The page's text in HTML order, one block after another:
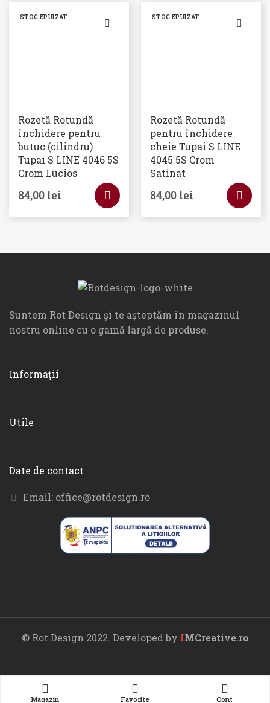
STOC EPUIZAT
Rozetă Rotundă
închidere pentru
butuc (cilindru)
Tupai S LINE 4046 5S
Crom Lucios
84,00 lei
STOC EPUIZAT
Rozetă Rotundă
pentru închidere
cheie Tupai S LINE
4045 5S Crom
Satinat
84,00 lei
Suntem Rot Design și te așteptăm în magazinul
nostru online cu o gamă largă de produse.
Informații
Utile
Date de contact
Email: office@rotdesign.ro
© Rot Design 2022. Developed by IMCreative.ro
Magazin Favorite Cont